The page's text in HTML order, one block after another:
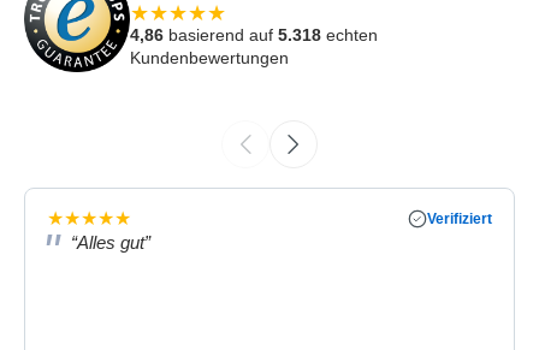
★★★★★
4,86 basierend auf 5.318 echten
Kundenbewertungen
★★★★★ Verifiziert
“Alles gut”